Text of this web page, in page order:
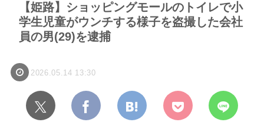
【姫路】ショッピングモールのトイレで小
学生児童がウンチする様子を盗撮した会社
員の男(29)を逮捕
2026.05.14 13:30